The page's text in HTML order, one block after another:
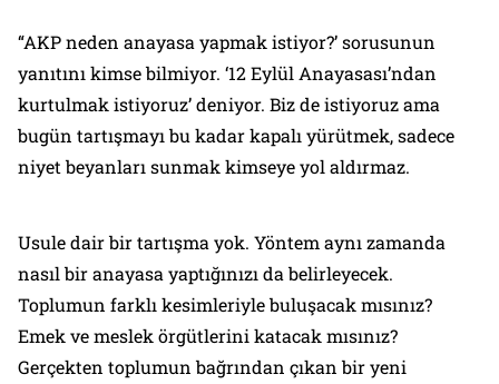
“AKP neden anayasa yapmak istiyor?’ sorusunun
yanıtını kimse bilmiyor. ‘12 Eylül Anayasası’ndan
kurtulmak istiyoruz’ deniyor. Biz de istiyoruz ama
bugün tartışmayı bu kadar kapalı yürütmek, sadece
niyet beyanları sunmak kimseye yol aldırmaz.
Usule dair bir tartışma yok. Yöntem aynı zamanda
nasıl bir anayasa yaptığınızı da belirleyecek.
Toplumun farklı kesimleriyle buluşacak mısınız?
Emek ve meslek örgütlerini katacak mısınız?
Gerçekten toplumun bağrından çıkan bir yeni